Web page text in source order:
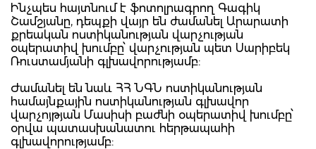
Ինչպես հայտնում է ֆոտոլրագրող Գագիկ
Շամշյանը, դեպքի վայր են ժամանել Արարատի
քրեական ոստիկանության վարչության
օպերատիվ խումբը՝ վարչության պետ Սարիբեկ
Ռուստամյանի գլխավորությամբ:
Ժամանել են նաև ՀՀ ՆԳՆ ոստիկանության
համայնքային ոստիկանության գլխավոր
վարչոյթյան Մասիսի բաժնի օպերատիվ խումբը՝
օրվա պատասխանատու հերթապահի
գլխավորությամբ: